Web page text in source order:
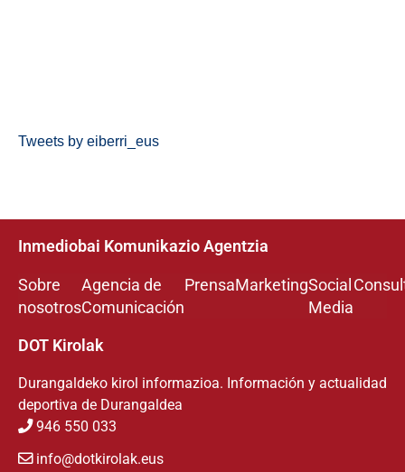
Tweets by eiberri_eus
Inmediobai Komunikazio Agentzia
Sobre
nosotros
Agencia de
Comunicación
PrensaMarketingSocial
Media
DOT Kirolak
Durangaldeko kirol informazioa. Información y actualidad
deportiva de Durangaldea
946 550 033
info@dotkirolak.eus